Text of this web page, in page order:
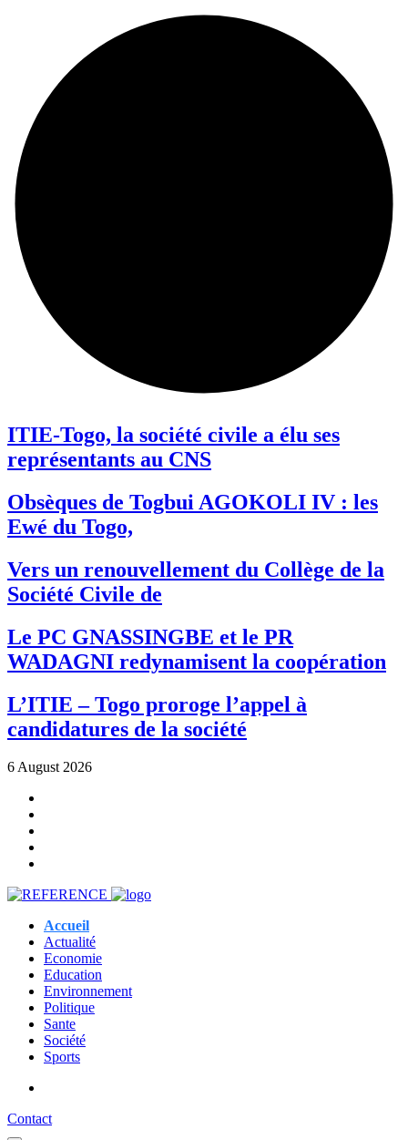
ITIE-Togo, la société civile a élu ses
représentants au CNS
Obsèques de Togbui AGOKOLI IV : les
Ewé du Togo,
Vers un renouvellement du Collège de la
Société Civile de
Le PC GNASSINGBE et le PR
WADAGNI redynamisent la coopération
L’ITIE – Togo proroge l’appel à
candidatures de la société
6 August 2026
Accueil
Actualité
Economie
Education
Environnement
Politique
Sante
Société
Sports
Contact